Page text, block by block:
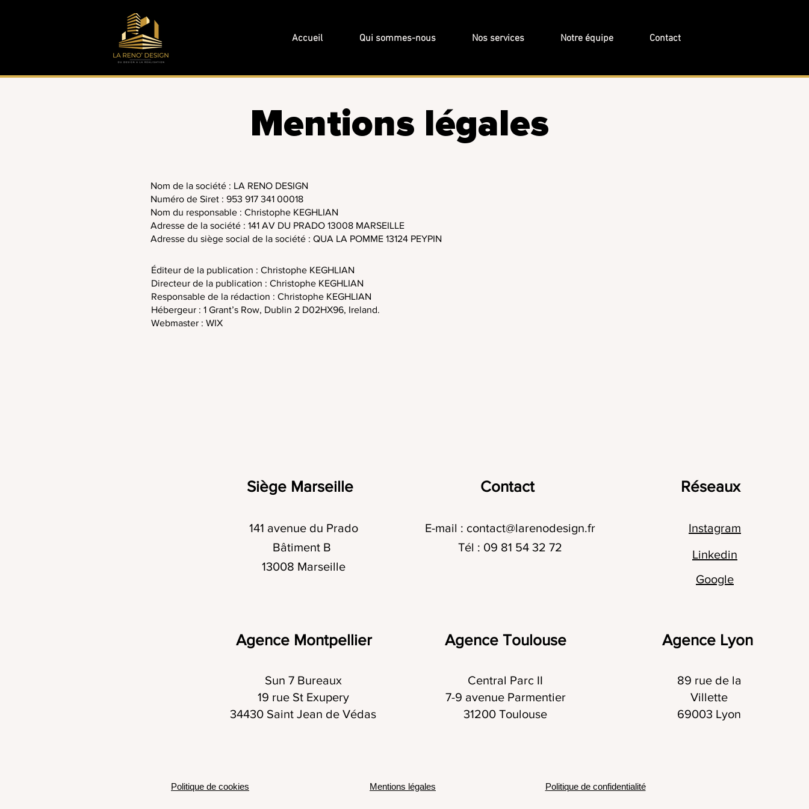
Accueil Qui sommes-nous Nos services Notre équipe Contact
Mentions légales
Nom de la société : LA RENO DESIGN
Numéro de Siret : 953 917 341 00018
Nom du responsable : Christophe KEGHLIAN
Adresse de la société : 141 AV DU PRADO 13008 MARSEILLE
Adresse du siège social de la société : QUA LA POMME 13124 PEYPIN
Éditeur de la publication : Christophe KEGHLIAN
Directeur de la publication : Christophe KEGHLIAN
Responsable de la rédaction : Christophe KEGHLIAN
Hébergeur : 1 Grant’s Row, Dublin 2 D02HX96, Ireland.
Webmaster : WIX
Siège Marseille
141 avenue du Prado
Bâtiment B
13008 Marseille
Contact
E-mail : contact@larenodesign.fr
Tél : 09 81 54 32 72
Réseaux
Instagram
Linkedin
Google
Agence Montpellier
Sun 7 Bureaux
19 rue St Exupery
34430 Saint Jean de Védas
Agence Toulouse
Central Parc II
7-9 avenue Parmentier
31200 Toulouse
Agence Lyon
89 rue de la
Villette
69003 Lyon
Politique de cookies Mentions légales Politique de confidentialité